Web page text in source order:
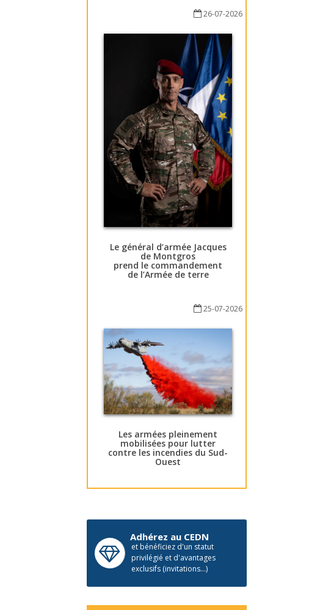
26-07-2026
Le général d’armée Jacques
de Montgros
prend le commandement
de l’Armée de terre
25-07-2026
Les armées pleinement
mobilisées pour lutter
contre les incendies du Sud-
Ouest
Adhérez au CEDN
et bénéficiez d'un statut
privilégié et d'avantages
exclusifs (invitations...)